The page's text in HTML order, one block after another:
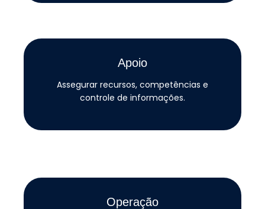
Apoio
Assegurar recursos, competências e
controle de informações.
Operação